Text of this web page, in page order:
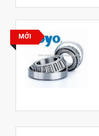
MỚI